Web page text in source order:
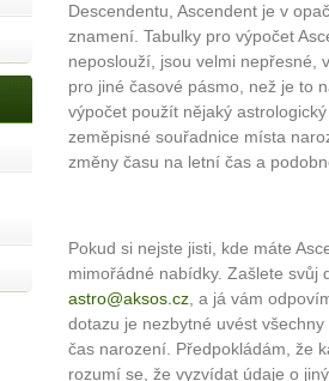
Descendentu, Ascendent je v
znamení. Tabulky pro výpočet
neposlouží, jsou velmi nepřesné,
pro jiné časové pásmo, než je to
výpočet použít nějaký
zeměpisné souřadnice místa
změny času na letní čas a
Pokud si nejste jisti, kde máte
mimořádné nabídky. Zašlete svůj
astro@aksos.cz , a já vám
dotazu je nezbytné uvést
čas narození. Předpokládám, že
rozumí se, že vyzvídat údaje o